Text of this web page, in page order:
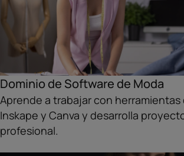
Dominio de Software de Moda
Aprende a trabajar con herramientas
Inskape y Canva y desarrolla
profesional.